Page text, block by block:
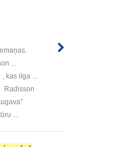
...
, kas ilga ...
Radisson
...